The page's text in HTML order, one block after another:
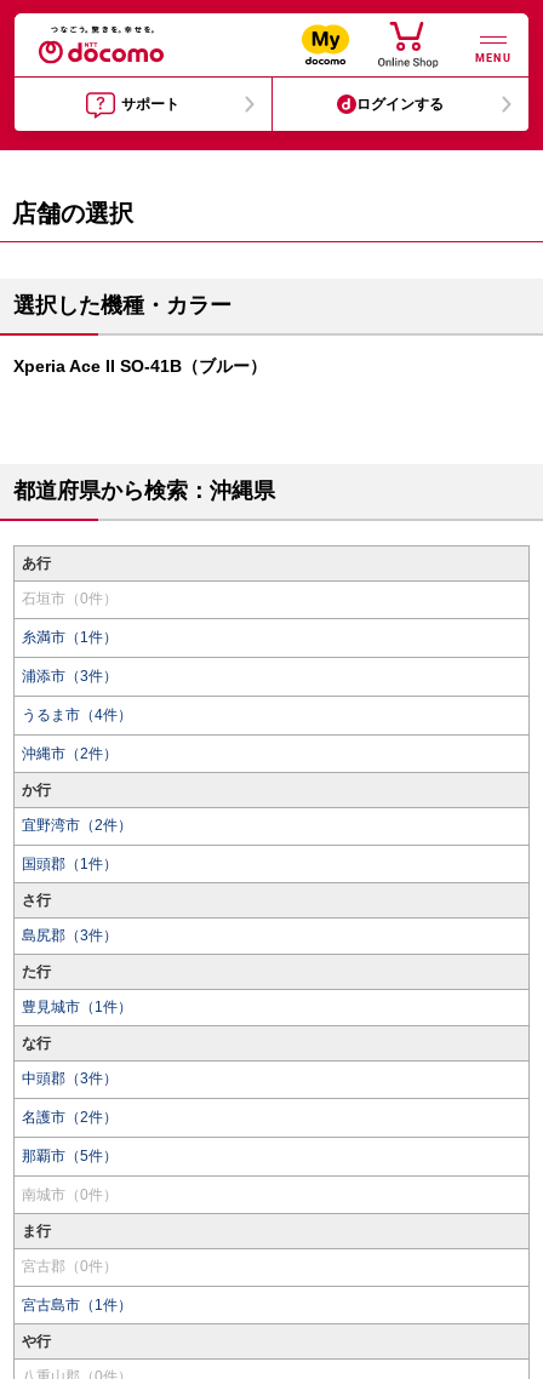
MENU
サポート ログインする
店舗の選択
選択した機種・カラー
Xperia Ace II SO-41B（ブルー）
都道府県から検索：沖縄県
あ行
石垣市（0件）
糸満市（1件）
浦添市（3件）
うるま市（4件）
沖縄市（2件）
か行
宜野湾市（2件）
国頭郡（1件）
さ行
島尻郡（3件）
た行
豊見城市（1件）
な行
中頭郡（3件）
名護市（2件）
那覇市（5件）
南城市（0件）
ま行
宮古郡（0件）
宮古島市（1件）
や行